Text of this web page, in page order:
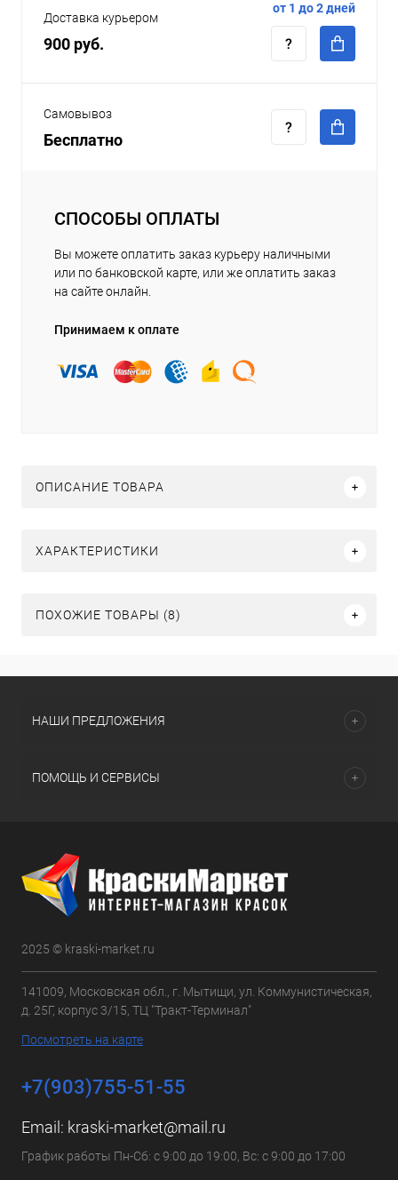
Доставка курьером
900 руб.
от 1 до 2 дней
Самовывоз
Бесплатно
СПОСОБЫ ОПЛАТЫ
Вы можете оплатить заказ курьеру наличными
или по банковской карте, или же оплатить заказ
на сайте онлайн.
Принимаем к оплате
ОПИСАНИЕ ТОВАРА
ХАРАКТЕРИСТИКИ
ПОХОЖИЕ ТОВАРЫ (8)
НАШИ ПРЕДЛОЖЕНИЯ
ПОМОЩЬ И СЕРВИСЫ
2025 © kraski-market.ru
141009, Московская обл., г. Мытищи, ул. Коммунистическая,
д. 25Г, корпус 3/15, ТЦ "Тракт-Терминал"
Посмотреть на карте
+7(903)755-51-55
Email: kraski-market@mail.ru
График работы Пн-Сб: с 9:00 до 19:00, Вс: с 9:00 до 17:00